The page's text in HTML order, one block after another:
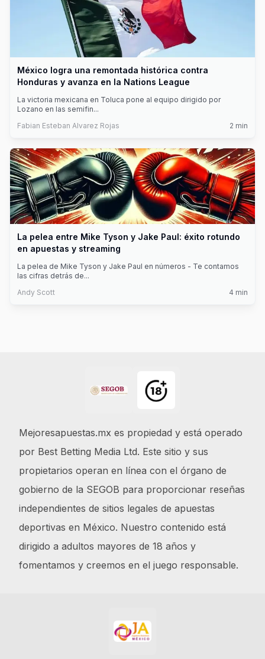
México logra una remontada histórica contra
Honduras y avanza en la Nations League
La victoria mexicana en Toluca pone al equipo dirigido por
Lozano en las semifin...
Fabian Esteban Alvarez Rojas
2 min
La pelea entre Mike Tyson y Jake Paul: éxito rotundo
en apuestas y streaming
La pelea de Mike Tyson y Jake Paul en números - Te contamos
las cifras detrás de...
Andy Scott
4 min
Mejoresapuestas.mx es propiedad y está operado
por Best Betting Media Ltd. Este sitio y sus
propietarios operan en línea con el órgano de
gobierno de la SEGOB para proporcionar reseñas
independientes de sitios legales de apuestas
deportivas en México. Nuestro contenido está
dirigido a adultos mayores de 18 años y
fomentamos y creemos en el juego responsable.